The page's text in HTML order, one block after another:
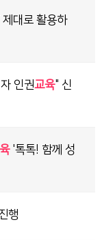
대로 활용하
인권교육" 신
'톡톡! 함께 성
행